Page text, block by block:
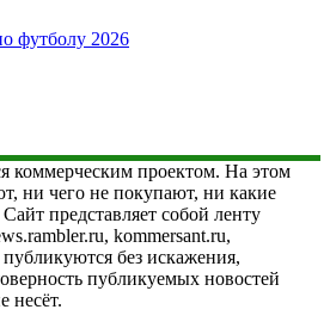
футболу 2026
коммерческим проектом. На этом
ни чего не покупают, ни какие
представляет собой ленту
kommersant.ru,
без искажения,
публикуемых новостей
несёт.